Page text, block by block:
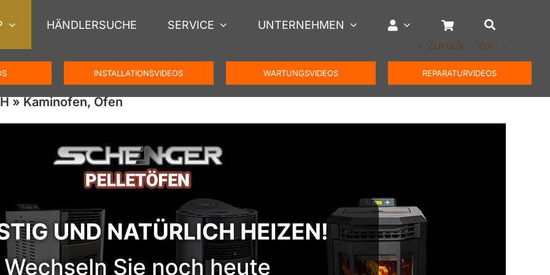
HÄNDLERSUCHE SERVICE UNTERNEHMEN
INSTALLATIONSVIDEOS WARTUNGSVIDEOS REPARATURVIDEOS
Zurück Vor
» Kaminofen, Ofen